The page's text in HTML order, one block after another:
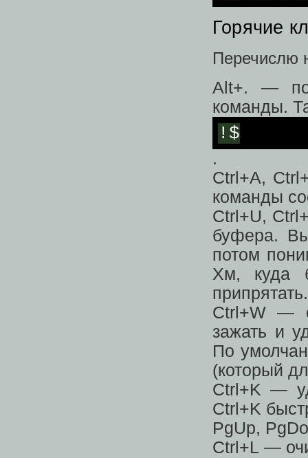
Горячие
Перечислю
Alt+. —
команды.
!$
.
Ctrl+A,
команды
Ctrl+U,
буфера.
потом
Хм, куда
припрятать.
Ctrl+W —
зажать и
По
(который
Ctrl+K —
Ctrl+K
PgUp,
Ctrl+L —